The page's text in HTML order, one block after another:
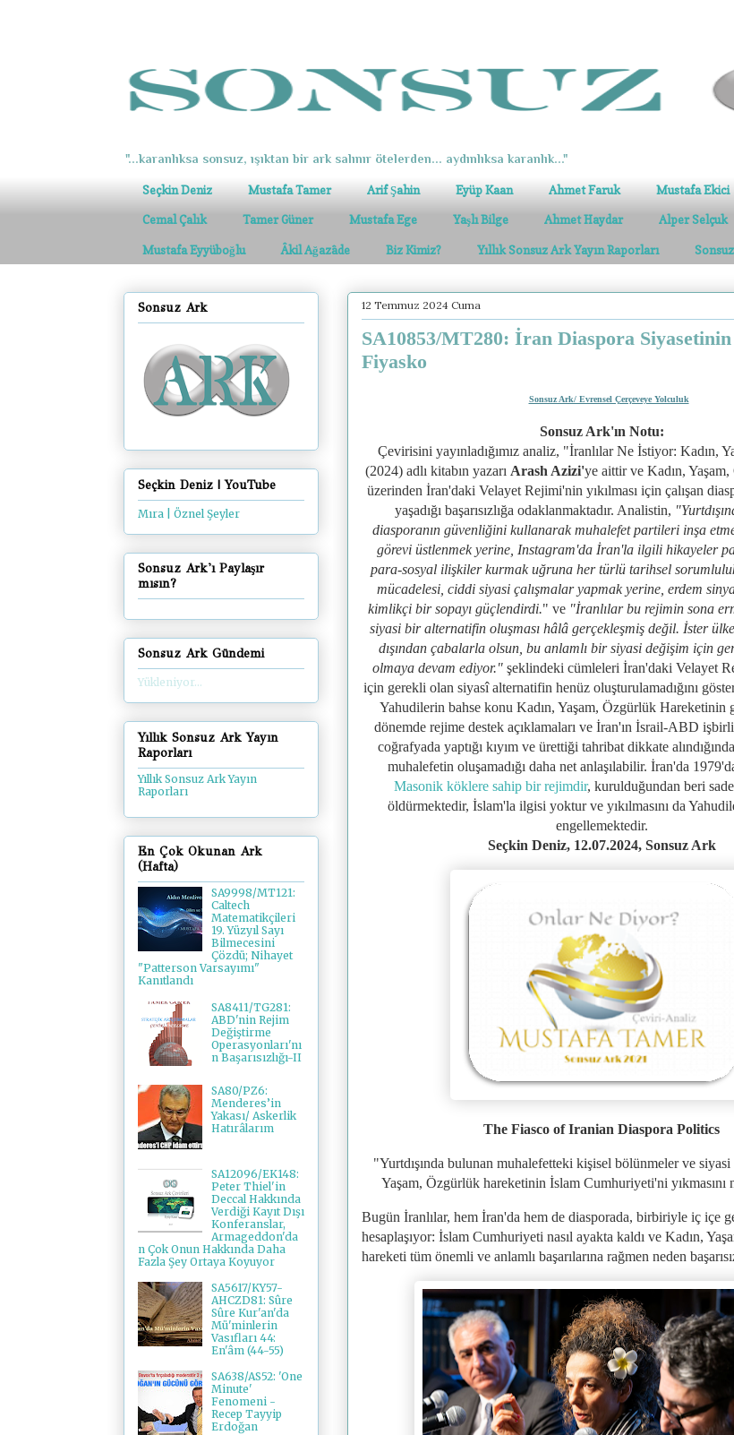
"...karanlıksa sonsuz, ışıktan bir ark salınır ötelerden... aydınlıksa karanlık..."
Seçkin Deniz Mustafa Tamer Arif Şahin Eyüp Kaan Ahmet Faruk Mustafa Ekici
Cemal Çalık Tamer Güner Mustafa Ege Yaşlı Bilge Ahmet Haydar Alper Selçuk
Mustafa Eyyüboğlu Âkil Ağazâde Biz Kimiz? Yıllık Sonsuz Ark Yayın Raporları
12 Temmuz 2024 Cuma
SA10853/MT280: İran Diaspora Siyasetinin
Fiyasko
Sonsuz Ark/ Evrensel Çerçeveye Yolculuk
Sonsuz Ark'ın Notu:
Çevirisini yayınladığımız analiz, "İranlılar Ne İstiyor: Kadın,
(2024) adlı kitabın yazarı Arash Azizi'ye aittir ve Kadın,
üzerinden İran'daki Velayet Rejimi'nin yıkılması için çalışan
yaşadığı başarısızlığa odaklanmaktadır. Analistin, "
diasporanın güvenliğini kullanarak muhalefet partileri inşa
görevi üstlenmek yerine, Instagram'da İran'la ilgili hikayeler
para-sosyal ilişkiler kurmak uğruna her türlü tarihsel
mücadelesi, ciddi siyasi çalışmalar yapmak yerine, erdem
kimlikçi bir sopayı güçlendirdi." ve "İranlılar bu rejimin sona
siyasi bir alternatifin oluşması hâlâ gerçekleşmiş değil. İster
dışından çabalarla olsun, bu anlamlı bir siyasi değişim için
olmaya devam ediyor." şeklindeki cümleleri İran'daki Velayet
için gerekli olan siyasî alternatifin henüz oluşturulamadığını
Yahudilerin bahse konu Kadın, Yaşam, Özgürlük Hareketinin
dönemde rejime destek açıklamaları ve İran'ın İsrail-ABD
coğrafyada yaptığı kıyım ve ürettiği tahribat dikkate
muhalefetin oluşamadığı daha net anlaşılabilir. İran'da
Masonik köklere sahip bir rejimdir, kurulduğundan beri
öldürmektedir, İslam'la ilgisi yoktur ve yıkılmasını da
engellemektedir.
Seçkin Deniz, 12.07.2024, Sonsuz Ark
The Fiasco of Iranian Diaspora Politics
"Yurtdışında bulunan muhalefetteki kişisel bölünmeler ve
Yaşam, Özgürlük hareketinin İslam Cumhuriyeti'ni yıkmasını
Bugün İranlılar, hem İran'da hem de diasporada, birbiriyle iç içe
hesaplaşıyor: İslam Cumhuriyeti nasıl ayakta kaldı ve Kadın,
hareketi tüm önemli ve anlamlı başarılarına rağmen neden
Sonsuz Ark
Seçkin Deniz | YouTube
Mıra | Öznel Şeyler
Sonsuz Ark'ı Paylaşır
mısın?
Sonsuz Ark Gündemi
Yükleniyor...
Yıllık Sonsuz Ark Yayın
Raporları
Yıllık Sonsuz Ark Yayın
Raporları
En Çok Okunan Ark
(Hafta)
SA9998/MT121:
Caltech
Matematikçileri
19. Yüzyıl Sayı
Bilmecesini
Çözdü; Nihayet
"Patterson Varsayımı"
Kanıtlandı
SA8411/TG281:
ABD'nin Rejim
Değiştirme
Operasyonları'nı
n Başarısızlığı-II
SA80/PZ6:
Menderes’in
Yakası/ Askerlik
Hatırâlarım
SA12096/EK148:
Peter Thiel'in
Deccal Hakkında
Verdiği Kayıt Dışı
Konferanslar,
Armageddon'da
n Çok Onun Hakkında Daha
Fazla Şey Ortaya Koyuyor
SA5617/KY57-
AHCZD81: Sûre
Sûre Kur'an'da
Mü'minlerin
Vasıfları 44:
En'âm (44-55)
SA638/AS52: 'One
Minute'
Fenomeni -
Recep Tayyip
Erdoğan